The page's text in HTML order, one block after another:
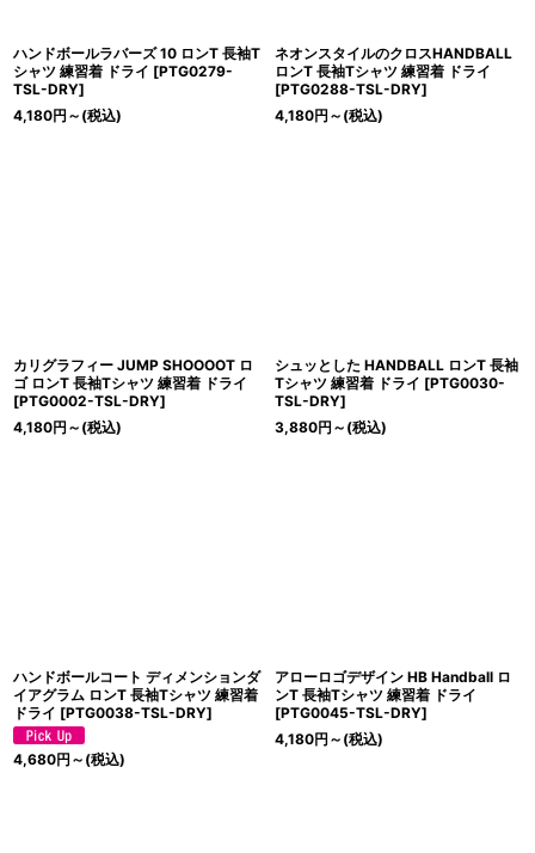
ハンドボールラバーズ 10 ロンT 長袖T
シャツ 練習着 ドライ [PTG0279-
TSL-DRY]
4,180円 ～ (税込)
ネオンスタイルのクロスHANDBALL
ロンT 長袖Tシャツ 練習着 ドライ
[PTG0288-TSL-DRY]
4,180円 ～ (税込)
カリグラフィー JUMP SHOOOOT ロ
ゴ ロンT 長袖Tシャツ 練習着 ドライ
[PTG0002-TSL-DRY]
4,180円 ～ (税込)
シュッとした HANDBALL ロンT 長袖
Tシャツ 練習着 ドライ [PTG0030-
TSL-DRY]
3,880円 ～ (税込)
ハンドボールコート ディメンションダ
イアグラム ロンT 長袖Tシャツ 練習着
ドライ [PTG0038-TSL-DRY]
4,680円 ～ (税込)
アローロゴデザイン HB Handball ロ
ンT 長袖Tシャツ 練習着 ドライ
[PTG0045-TSL-DRY]
4,180円 ～ (税込)